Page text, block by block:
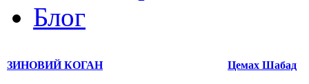
Блог
ЗИНОВИЙ КОГАН Цемах Шабад